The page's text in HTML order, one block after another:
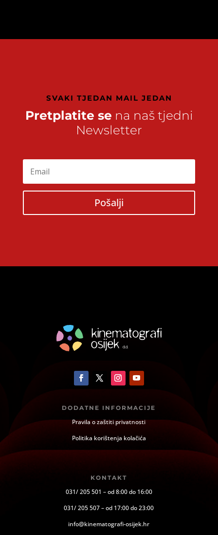
SVAKI TJEDAN MAIL JEDAN
Pretplatite se na naš tjedni
Newsletter
Pošalji
DODATNE INFORMACIJE
Pravila o zaštiti privatnosti
Politika korištenja kolačića
KONTAKT
031/ 205 501 – od 8:00 do 16:00
031/ 205 507 – od 17:00 do 23:00
info@kinematografi-osijek.hr